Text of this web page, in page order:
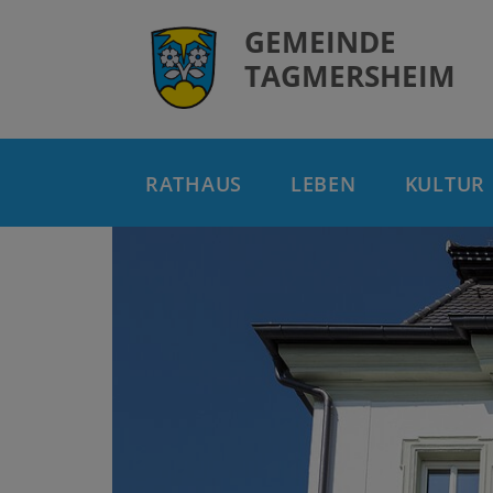
GEMEINDE
TAGMERSHEIM
RATHAUS LEBEN KULTUR